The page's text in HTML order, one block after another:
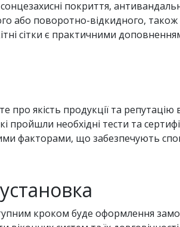
покриття,
або поворотно-відкидного,
сітки є практичними
якість продукції та репутацію
пройшли необхідні тести та
факторами, що забезпечують
кроком буде оформлення